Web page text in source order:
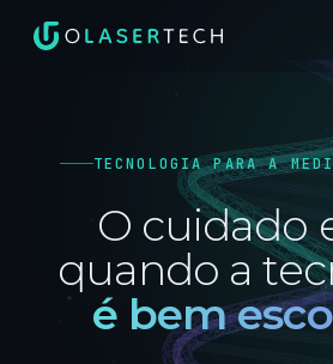
TECNOLOGIA PARA A
O cuidado
quando a
é bem